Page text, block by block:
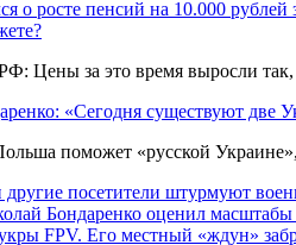
Цены за это время выросли так,
поможет «русской
посетители штурмуют
Бондаренко оценил